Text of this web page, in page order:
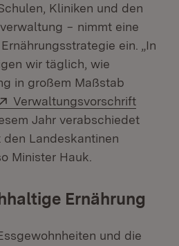
Kliniken und den
− nimmt eine
ein. „In
wir täglich, wie
in großem Maßstab
Extern:
Verwaltungsvorschrift
Fenster)
Jahr verabschiedet
Landeskantinen
Minister Hauk.
Ernährung
und die